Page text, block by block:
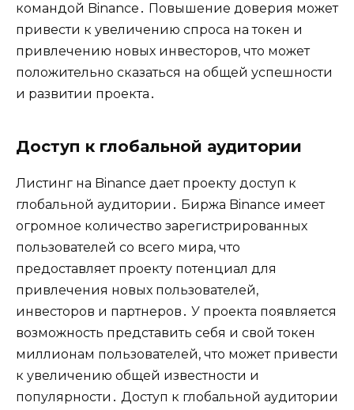
командой Binance․ Повышение доверия может
привести к увеличению спроса на токен и
привлечению новых инвесторов‚ что может
положительно сказаться на общей успешности
и развитии проекта․
Доступ к глобальной аудитории
Листинг на Binance дает проекту доступ к
глобальной аудитории․ Биржа Binance имеет
огромное количество зарегистрированных
пользователей со всего мира‚ что
предоставляет проекту потенциал для
привлечения новых пользователей‚
инвесторов и партнеров․ У проекта появляется
возможность представить себя и свой токен
миллионам пользователей‚ что может привести
к увеличению общей известности и
популярности․ Доступ к глобальной аудитории